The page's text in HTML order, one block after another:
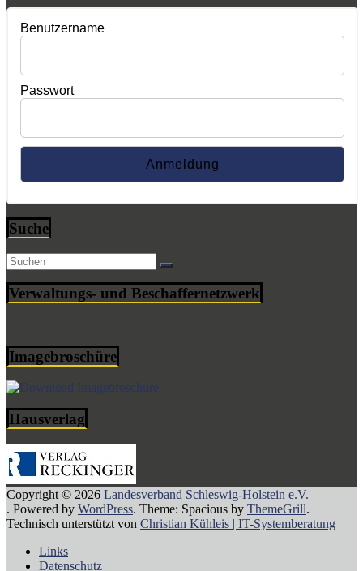
Benutzername
Passwort
Suche
Verwaltungs- und Beschaffernetzwerk
Imagebroschüre
Hausverlag
Copyright © 2026 Landesverband Schleswig-Holstein e.V.
. Powered by WordPress. Theme: Spacious by ThemeGrill.
Technisch unterstützt von Christian Kühleis | IT-Systemberatung
Links
Datenschutz